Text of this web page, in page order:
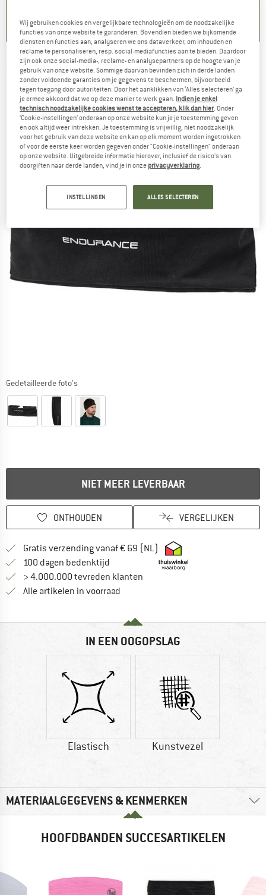
ENDURANCE - Warrington Headband -
Hoofdband
(0)
Gedetailleerde foto's
NIET MEER LEVERBAAR
ONTHOUDEN VERGELIJKEN
Gratis verzending vanaf € 69 (NL) Vind hier de
100 dagen bedenktijd Vind de betalingsinformatie hier!
> 4.000.000 tevreden klanten
Alle artikelen in voorraad
IN EEN OOGOPSLAG
Elastisch Kunstvezel
MATERIAALGEGEVENS & KENMERKEN
HOOFDBANDEN SUCCESARTIKELEN
Wij gebruiken cookies en vergelijkbare technologieën om de noodzakelijke
functies van onze website te garanderen. Bovendien bieden we bijkomende
diensten en functies aan, analyseren we ons dataverkeer, om inhouden en
reclame te personaliseren, resp. social-mediafuncties aan te bieden. Daardoor
zijn ook onze social-media-, reclame- en analysepartners op de hoogte van je
gebruik van onze website. Sommige daarvan bevinden zich in derde landen
zonder voldoende garanties om je gegevens te beschermen, bijvoorbeeld
tegen toegang door autoriteiten. Door het aanklikken van ‘Alles selecteren’ ga
je ermee akkoord dat we op deze manier te werk gaan. Indien je enkel
technisch noodzakelijke cookies wenst te accepteren, klik dan hier . Onder
‘Cookie-instellingen’ onderaan op onze website kun je je toestemming geven
en ook altijd weer intrekken. Je toestemming is vrijwillig, niet noodzakelijk
voor het gebruik van deze website en kan op elk moment worden ingetrokken
of voor de eerste keer worden gegeven onder "Cookie-instellingen" onderaan
op onze website. Uitgebreide informatie hierover, inclusief de risico's van
doorgiften naar derde landen, vind je in onze privacyverklaring
INSTELLINGEN ALLES SELECTEREN